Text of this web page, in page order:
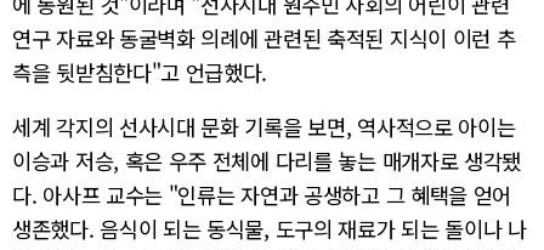
연구 자료와 동굴벽화 의례에 관련된 축적된 지식이 이런 추
측을 뒷받침한다"고 언급했다.
세계 각지의 선사시대 문화 기록을 보면, 역사적으로 아이는
이승과 저승, 혹은 우주 전체에 다리를 놓는 매개자로 생각됐
다. 아사프 교수는 "인류는 자연과 공생하고 그 혜택을 얻어
생존했다. 음식이 되는 동식물, 도구의 재료가 되는 돌이나 나